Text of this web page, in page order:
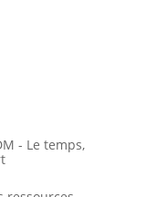
- Le temps,